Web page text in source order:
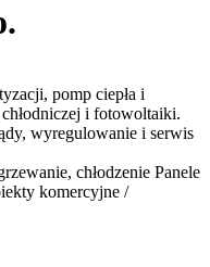
pomp ciepła i
i fotowoltaiki.
wyregulowanie i serwis
chłodzenie Panele
komercyjne /